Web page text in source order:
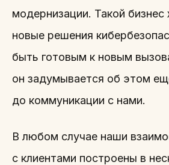
модернизации. Такой бизнес
новые решения
быть готовым к новым
он задумывается об этом
до коммуникации с нами.
В любом случае наши
с клиентами построены в